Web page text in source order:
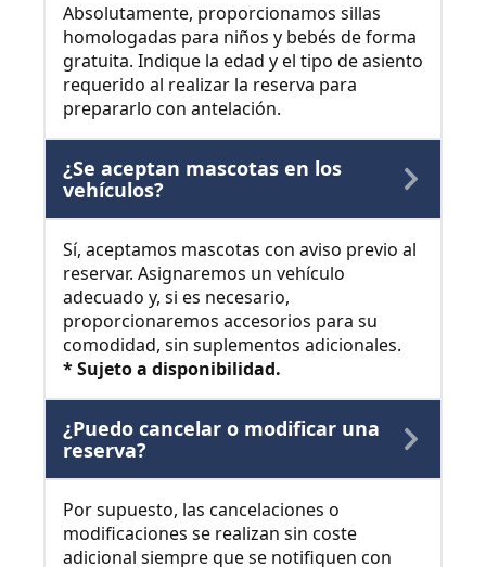
Absolutamente, proporcionamos sillas
homologadas para niños y bebés de forma
gratuita. Indique la edad y el tipo de asiento
requerido al realizar la reserva para
prepararlo con antelación.
¿Se aceptan mascotas en los
vehículos?
Sí, aceptamos mascotas con aviso previo al
reservar. Asignaremos un vehículo
adecuado y, si es necesario,
proporcionaremos accesorios para su
comodidad, sin suplementos adicionales.
* Sujeto a disponibilidad.
¿Puedo cancelar o modificar una
reserva?
Por supuesto, las cancelaciones o
modificaciones se realizan sin coste
adicional siempre que se notifiquen con